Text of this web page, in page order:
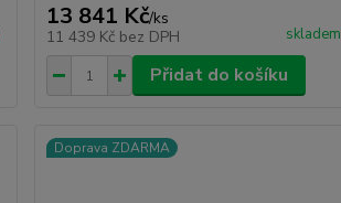
13 841 Kč/ks
11 439 Kč bez DPH skladem
Přidat do košíku
Doprava ZDARMA